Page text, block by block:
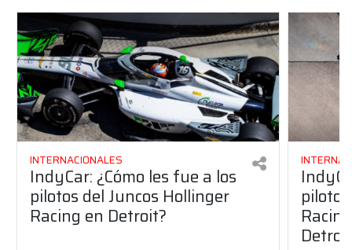
INTERNACIONALES
IndyCar: ¿Cómo les fue a los
pilotos del Juncos Hollinger
Racing en Detroit?